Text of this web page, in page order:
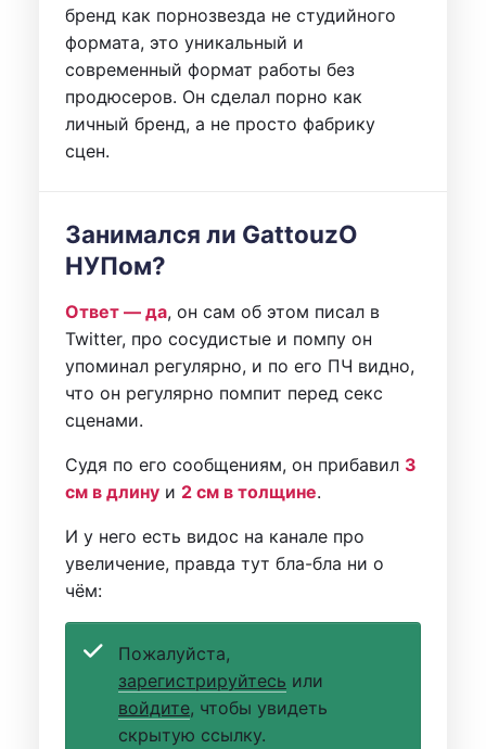
бренд как порнозвезда не студийного
формата, это уникальный и
современный формат работы без
продюсеров. Он сделал порно как
личный бренд, а не просто фабрику
сцен.
Занимался ли GattouzO
НУПом?
Ответ — да, он сам об этом писал в
Twitter, про сосудистые и помпу он
упоминал регулярно, и по его ПЧ видно,
что он регулярно помпит перед секс
сценами.
Судя по его сообщениям, он прибавил 3
см в длину и 2 см в толщине.
И у него есть видос на канале про
увеличение, правда тут бла-бла ни о
чём:
Пожалуйста,
зарегистрируйтесь или
войдите, чтобы увидеть
скрытую ссылку.